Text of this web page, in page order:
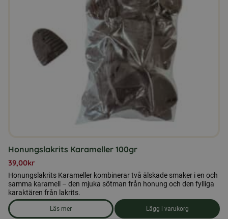
Honungslakrits Karameller 100gr
39,00kr
Honungslakrits Karameller kombinerar två älskade smaker i en och
samma karamell – den mjuka sötman från honung och den fylliga
karaktären från lakrits.
Läs mer
om produkten Honungslakrits Karameller 100gr
Lägg i varukorg